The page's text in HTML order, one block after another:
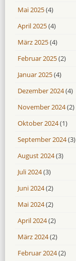
Mai 2025(4)
April 2025(4)
März 2025(4)
Februar 2025(2)
Januar 2025(4)
Dezember 2024(4)
November 2024(2)
Oktober 2024(1)
September 2024(3)
August 2024(3)
Juli 2024(3)
Juni 2024(2)
Mai 2024(2)
April 2024(2)
März 2024(2)
Februar 2024(2)